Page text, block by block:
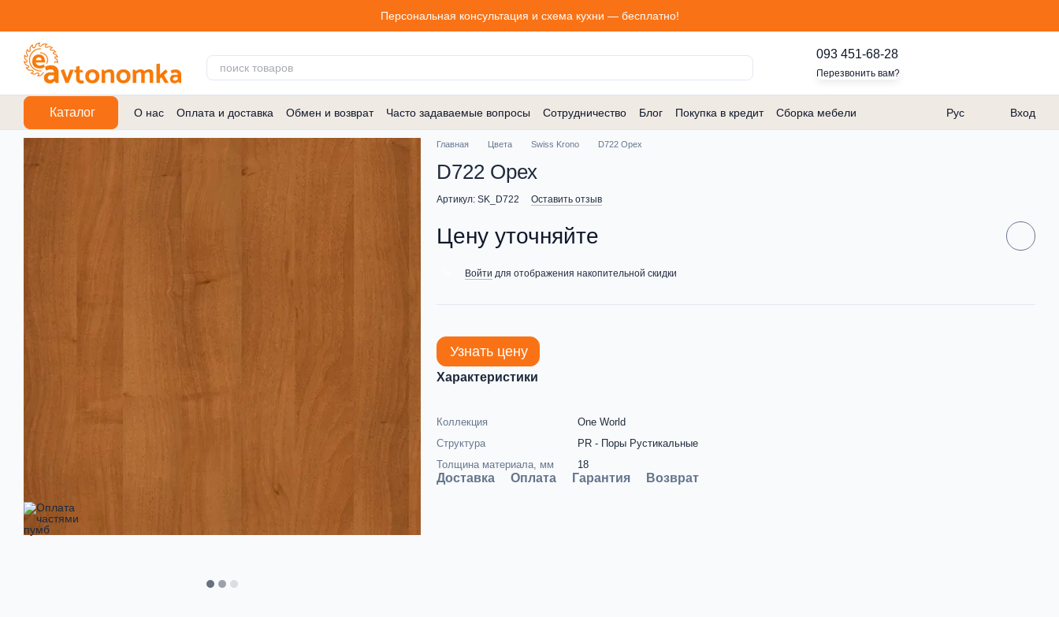
Персональная консультация и схема кухни — бесплатно!
093 451-68-28
Перезвонить вам?
Каталог О нас Оплата и доставка Обмен и возврат Часто задаваемые вопросы Сотрудничество Блог Покупка в кредит
Сборка мебели
Договор публичной оферты
Рус Вход
Главная Цвета Swiss Krono D722 Орех
D722 Орех
Артикул: SK_D722 Оставить отзыв
Цену уточняйте
Войти для отображения накопительной скидки
Узнать цену
Характеристики
Коллекция
One World
Структура
PR - Поры Рустикальные
Толщина материала, мм
18
Доставка Оплата Гарантия Возврат